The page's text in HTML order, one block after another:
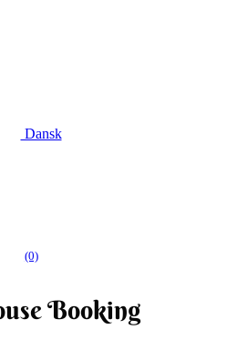
Dansk
(0)